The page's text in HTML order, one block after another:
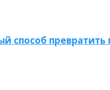
способ